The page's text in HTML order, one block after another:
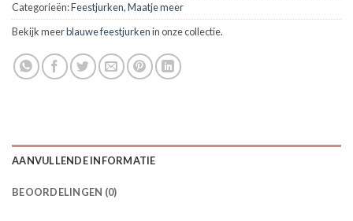
Categorieën:Feestjurken,Maatje meer
Bekijk meerblauwe feestjurkenin onze collectie.
AANVULLENDE INFORMATIE
BEOORDELINGEN (0)